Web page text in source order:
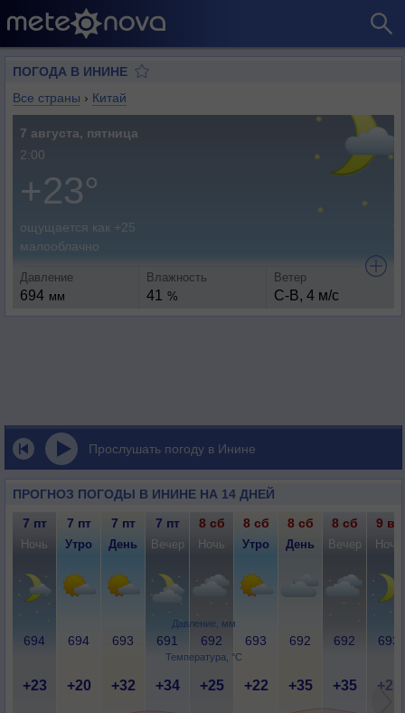
ПОГОДА В ИНИНЕ
Все страны › Китай
7 августа, пятница
2:00
+23°
ощущается как +25
малооблачно
Давление
694 мм
Влажность
41 %
Ветер
С-В, 4 м/с
Прослушать погоду в Инине
ПРОГНОЗ ПОГОДЫ В ИНИНЕ НА 14 ДНЕЙ
Давление, мм
Температура, °C
7 пт 7 пт 7 пт 7 пт 8 сб 8 сб 8 сб 8 сб 9 вс
Ночь Утро День Вечер Ночь Утро День Вечер Ночь
694 694 693 691 692 693 692 692 693
+23 +20 +32 +34 +25 +22 +35 +35 +25